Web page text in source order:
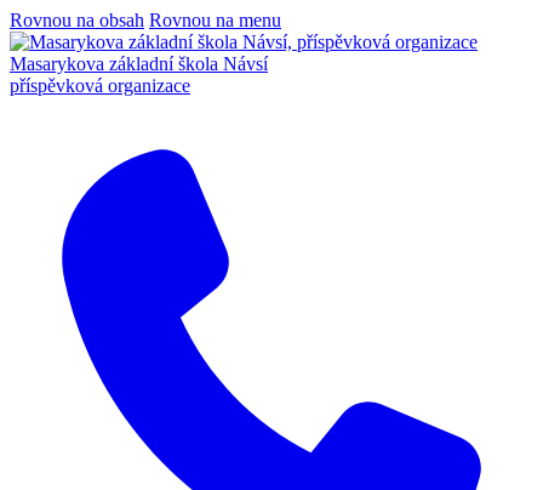
Rovnou na obsah Rovnou na menu
Masarykova základní škola Návsí
příspěvková organizace